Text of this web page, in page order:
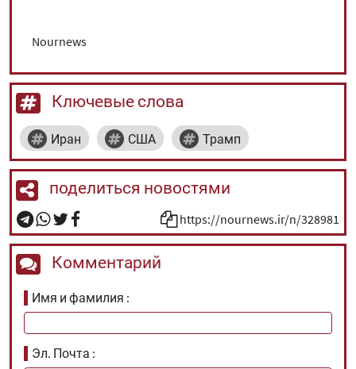
Nournews
Ключевые слова
Иран США Трамп
поделиться новостями
https://nournews.ir/n/328981
Комментарий
Имя и фамилия
Эл. Почта